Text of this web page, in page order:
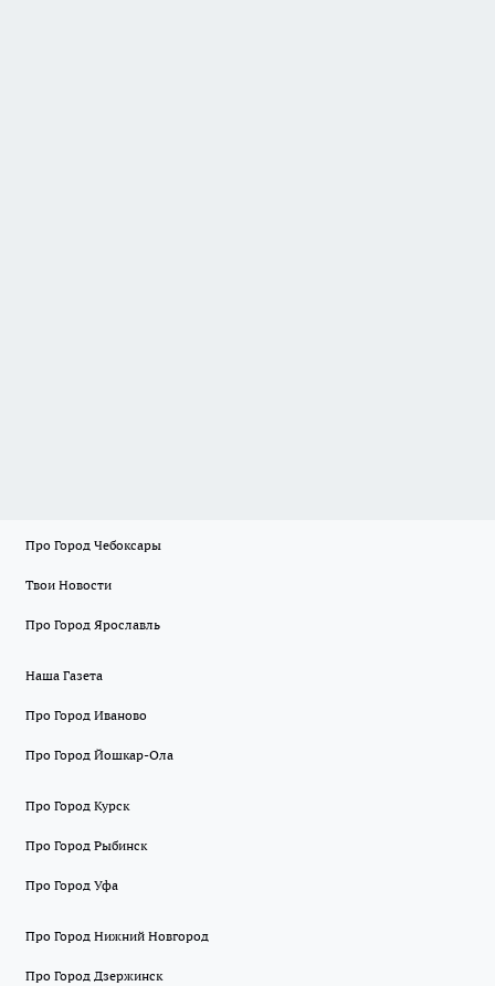
Про Город Чебоксары
Твои Новости
Про Город Ярославль
Наша Газета
Про Город Иваново
Про Город Йошкар-Ола
Про Город Курск
Про Город Рыбинск
Про Город Уфа
Про Город Нижний Новгород
Про Город Дзержинск